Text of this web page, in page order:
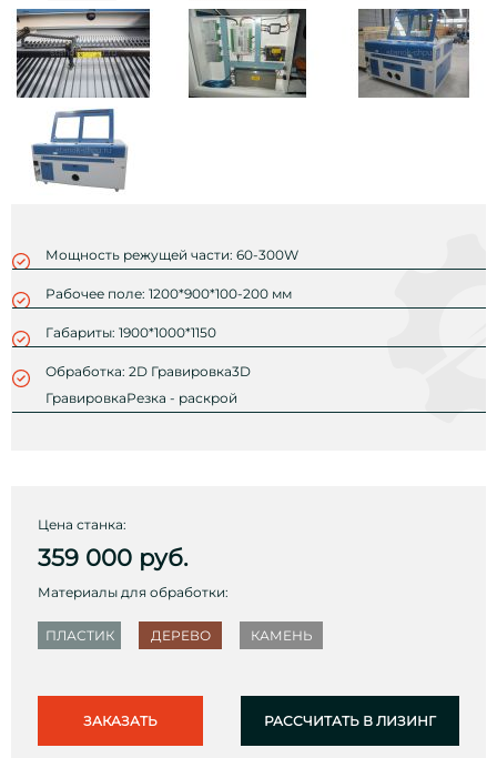
Мощность режущей части: 60-300W
Рабочее поле: 1200*900*100-200 мм
Габариты: 1900*1000*1150
Обработка: 2D Гравировка3D
ГравировкаРезка - раскрой
Цена станка:
359 000 руб.
Материалы для обработки:
ПЛАСТИК ДЕРЕВО КАМЕНЬ
ЗАКАЗАТЬ РАССЧИТАТЬ В ЛИЗИНГ